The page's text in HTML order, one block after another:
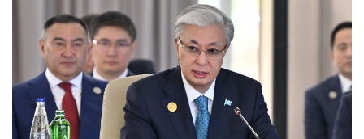
СПЕЦПРОЕКТЫ
СПОРТ
Чек-лист